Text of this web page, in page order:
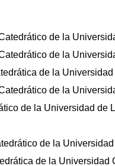
de la
de la
de la
de la
de la Universidad de
de la
de la Universidad